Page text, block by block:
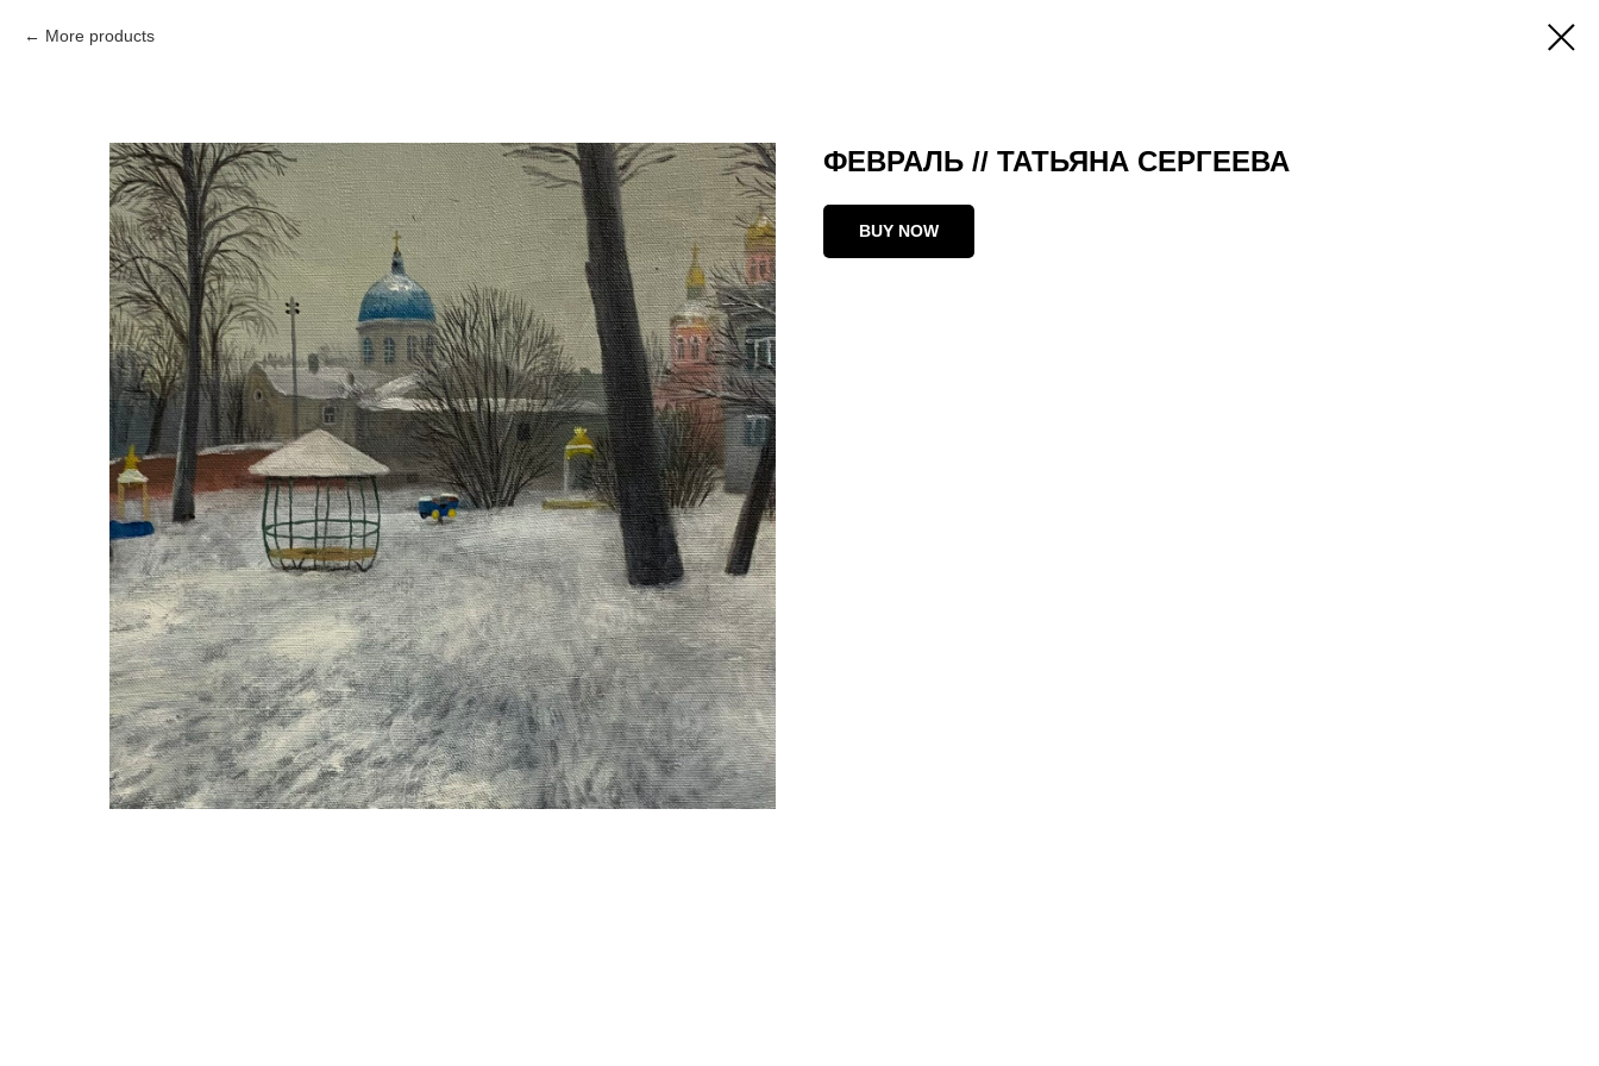
More products
ФЕВРАЛЬ // ТАТЬЯНА СЕРГЕЕВА
BUY NOW